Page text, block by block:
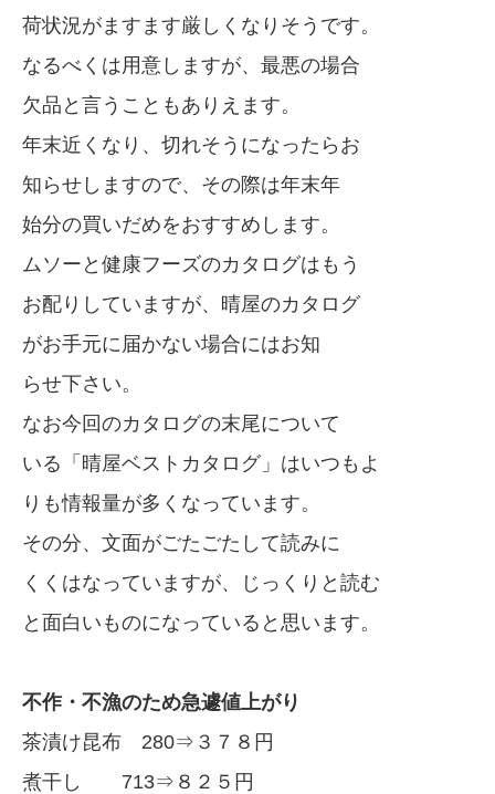
荷状況がますます厳しくなりそうです。
なるべくは用意しますが、最悪の場合
欠品と言うこともありえます。
年末近くなり、切れそうになったらお
知らせしますので、その際は年末年
始分の買いだめをおすすめします。
ムソーと健康フーズのカタログはもう
お配りしていますが、晴屋のカタログ
がお手元に届かない場合にはお知
らせ下さい。
なお今回のカタログの末尾について
いる「晴屋ベストカタログ」はいつもよ
りも情報量が多くなっています。
その分、文面がごたごたして読みに
くくはなっていますが、じっくりと読む
と面白いものになっていると思います。
不作・不漁のため急遽値上がり
茶漬け昆布 280⇒３７８円
煮干し 713⇒８２５円